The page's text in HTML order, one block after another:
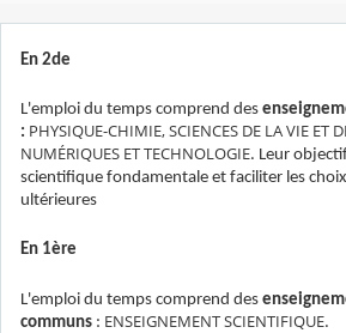
En 2de
L'emploi du temps comprend des
: PHYSIQUE-CHIMIE, SCIENCES DE LA VIE ET
NUMÉRIQUES ET TECHNOLOGIE. Leur
scientifique fondamentale et faciliter les
ultérieures
En 1ère
L'emploi du temps comprend des
communs : ENSEIGNEMENT SCIENTIFIQUE.